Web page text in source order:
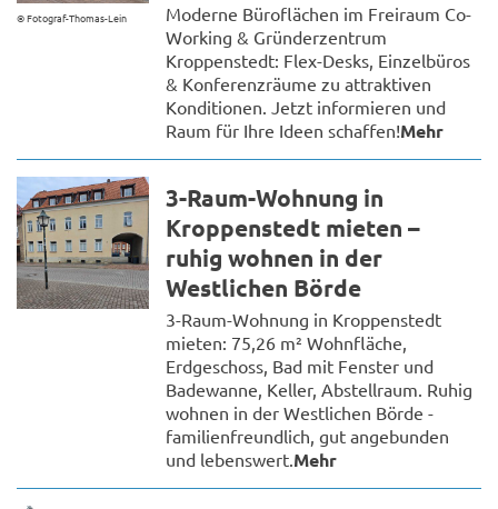
© Fotograf-Thomas-Lein
Moderne Büroflächen im Freiraum Co-
Working & Gründerzentrum
Kroppenstedt: Flex-Desks, Einzelbüros
& Konferenzräume zu attraktiven
Konditionen. Jetzt informieren und
Raum für Ihre Ideen schaffen!Mehr
3-Raum-Wohnung in
Kroppenstedt mieten –
ruhig wohnen in der
Westlichen Börde
3-Raum-Wohnung in Kroppenstedt
mieten: 75,26 m² Wohnfläche,
Erdgeschoss, Bad mit Fenster und
Badewanne, Keller, Abstellraum. Ruhig
wohnen in der Westlichen Börde -
familienfreundlich, gut angebunden
und lebenswert. Mehr